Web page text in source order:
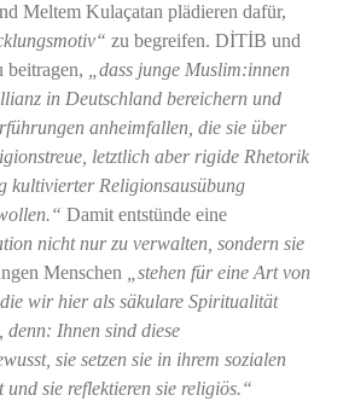
Meltem Kulaçatan plädieren dafür,
zu begreifen. DİTİB und
beitragen, „dass junge Muslim:innen
in Deutschland bereichern und
anheimfallen, die sie über
letztlich aber rigide Rhetorik
kultivierter Religionsausübung
Damit entstünde eine
nicht nur zu verwalten, sondern sie
Menschen „stehen für eine Art von
wir hier als säkulare Spiritualität
denn: Ihnen sind diese
sie setzen sie in ihrem sozialen
sie reflektieren sie religiös.“